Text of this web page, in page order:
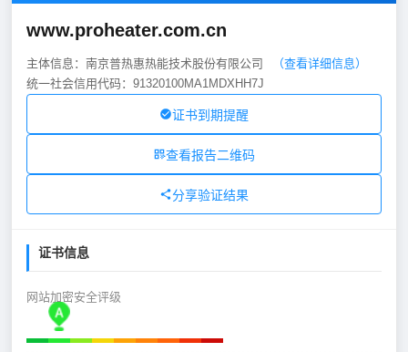
www.proheater.com.cn
主体信息：南京普热惠热能技术股份有限公司
（查看详细信息）
统一社会信用代码：91320100MA1MDXHH7J
证书到期提醒
查看报告二维码
分享验证结果
证书信息
网站加密安全评级